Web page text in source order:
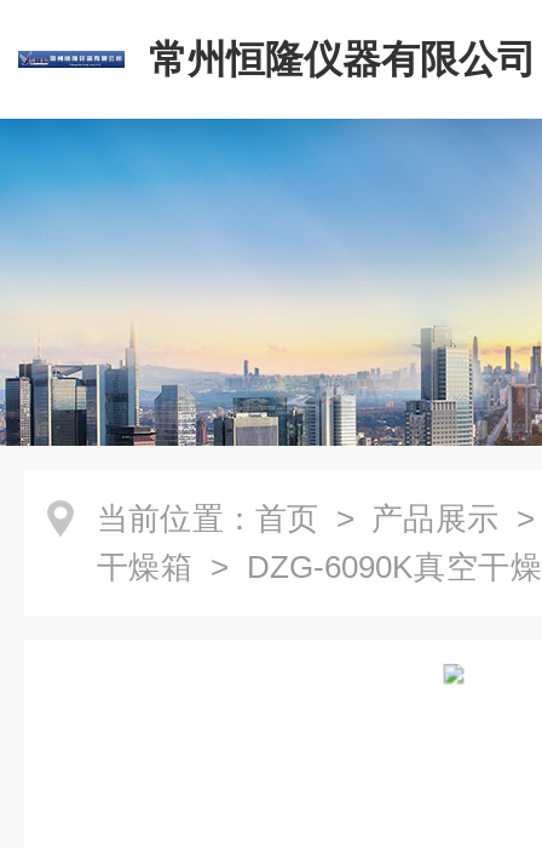
常州恒隆仪器有限公司
当前位置： 首页 > 产品展示
干燥箱 > DZG-6090K真空干